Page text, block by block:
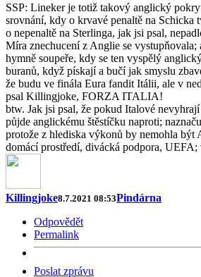
SSP: Lineker je totiž takový anglický
srovnání, kdy o krvavé penaltě na Schicka
o nepenaltě na Sterlinga, jak jsi psal,
Míra znechucení z Anglie se vystupňovala;
hymně soupeře, kdy se ten vyspělý
buranů, když pískají a bučí jak smyslu
že budu ve finála Eura fandit Itálii, ale v
psal Killingjoke, FORZA ITALIA!
btw. Jak jsi psal, že pokud Italové
půjde anglickému štěstíčku naproti;
protože z hlediska výkonů by nemohla být
domácí prostředí, divácká podpora,
Killingjoke8.7.2021 08:53Pindárna
Odpovědět
Permalink
Poslat zprávu